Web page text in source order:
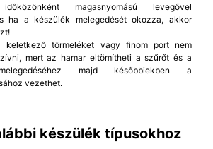
magasnyomású levegővel
ha a készülék melegedését okozza, akkor
keletkező törmeléket vagy finom port nem
mert az hamar eltömítheti a szűrőt és a
majd későbbiekben a
vezethet.
készülék típusokhoz